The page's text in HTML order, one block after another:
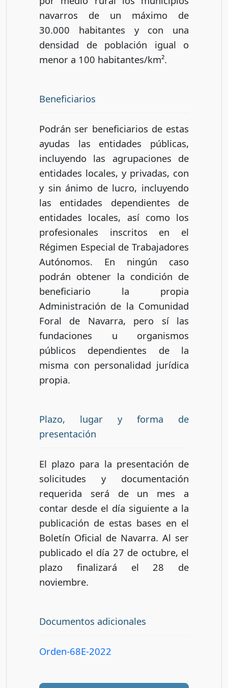
navarros de un máximo de
30.000 habitantes y con una
densidad de población igual o
menor a 100 habitantes/km².
Beneficiarios
Podrán ser beneficiarios de estas
ayudas las entidades públicas,
incluyendo las agrupaciones de
entidades locales, y privadas, con
y sin ánimo de lucro, incluyendo
las entidades dependientes de
entidades locales, así como los
profesionales inscritos en el
Régimen Especial de Trabajadores
Autónomos. En ningún caso
podrán obtener la condición de
beneficiario la propia
Administración de la Comunidad
Foral de Navarra, pero sí las
fundaciones u organismos
públicos dependientes de la
misma con personalidad jurídica
propia.
Plazo, lugar y forma de
presentación
El plazo para la presentación de
solicitudes y documentación
requerida será de un mes a
contar desde el día siguiente a la
publicación de estas bases en el
Boletín Oficial de Navarra. Al ser
publicado el día 27 de octubre, el
plazo finalizará el 28 de
noviembre.
Documentos adicionales
Orden-68E-2022